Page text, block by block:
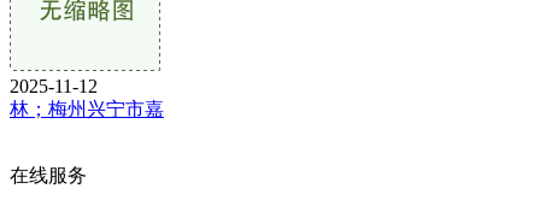
2025-11-12
林；梅州兴宁市嘉
在线服务